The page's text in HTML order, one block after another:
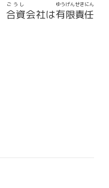
合資
ごうし
会社は有限責任
ゆうげんせきにん